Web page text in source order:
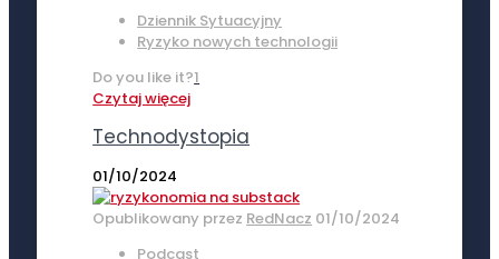
Dziennik Sytuacyjny
Ryzyko nowych technologii
Do you like it?1
Czytaj więcej
Technodystopia
01/10/2024
Opublikowany przez RedNacz 01/10/2024
Podcast